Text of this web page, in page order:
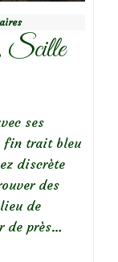
Scille
ses
fin trait bleu
discrète
des
de
de près…